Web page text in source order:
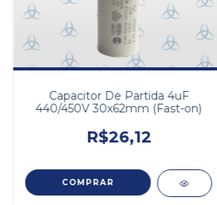
Capacitor De Partida 4uF
440/450V 30x62mm (Fast-on)
R$26,12